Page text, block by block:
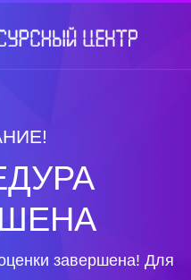
завершена! Для